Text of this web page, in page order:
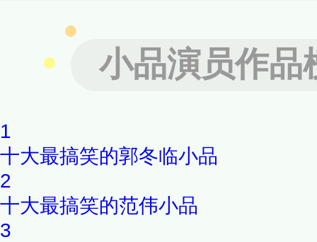
小品演员作品
1
十大最搞笑的郭冬临小品
2
十大最搞笑的范伟小品
3